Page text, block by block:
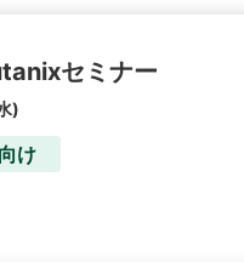
セミナー
)
け